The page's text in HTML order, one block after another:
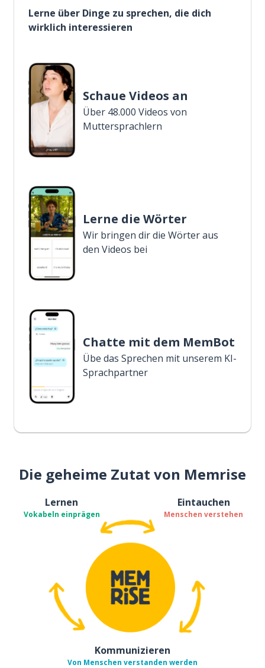
Lerne über Dinge zu sprechen, die dich
wirklich interessieren
Schaue Videos an
Über 48.000 Videos von
Muttersprachlern
Lerne die Wörter
Wir bringen dir die Wörter aus
den Videos bei
Chatte mit dem MemBot
Übe das Sprechen mit unserem KI-
Sprachpartner
Die geheime Zutat von Memrise
Lernen
Vokabeln einprägen
Eintauchen
Menschen verstehen
Kommunizieren
Von Menschen verstanden werden